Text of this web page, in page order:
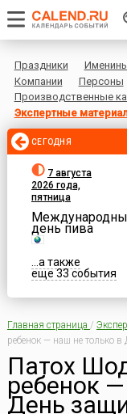
Праздники
Компании
Персоны
Производственные
Экспертные
СЕГОДНЯ
7 августа
2026 года,
пятница
день пива
...а также
еще 33 события
Главная страница /
ребенок — наш не только в
Патох
ребенок
День